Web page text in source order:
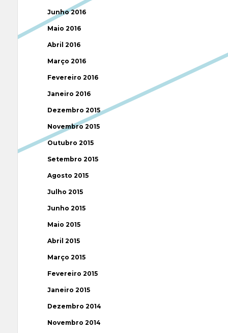
Junho 2016
Maio 2016
Abril 2016
Março 2016
Fevereiro 2016
Janeiro 2016
Dezembro 2015
Novembro 2015
Outubro 2015
Setembro 2015
Agosto 2015
Julho 2015
Junho 2015
Maio 2015
Abril 2015
Março 2015
Fevereiro 2015
Janeiro 2015
Dezembro 2014
Novembro 2014